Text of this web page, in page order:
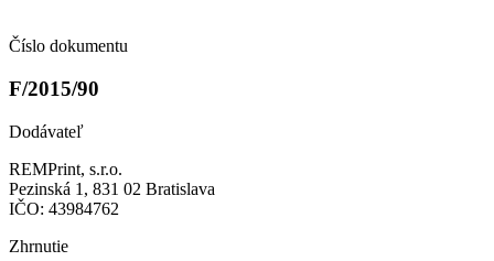
Číslo dokumentu
F/2015/90
Dodávateľ
REMPrint, s.r.o.
Pezinská 1, 831 02 Bratislava
IČO: 43984762
Zhrnutie